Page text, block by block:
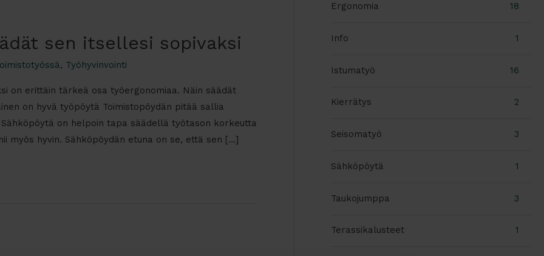
sen itsellesi sopivaksi
, Työhyvinvointi
on erittäin tärkeä osa työergonomiaa. Näin säädät
on hyvä työpöytä Toimistopöydän pitää sallia
on helpoin tapa säädellä työtason korkeutta
myös hyvin. Sähköpöydän etuna on se, että sen […]
Ergonomia 18
Info 1
Istumatyö 16
Kierrätys 2
Seisomatyö 3
Sähköpöytä 1
Taukojumppa 3
Terassikalusteet 1